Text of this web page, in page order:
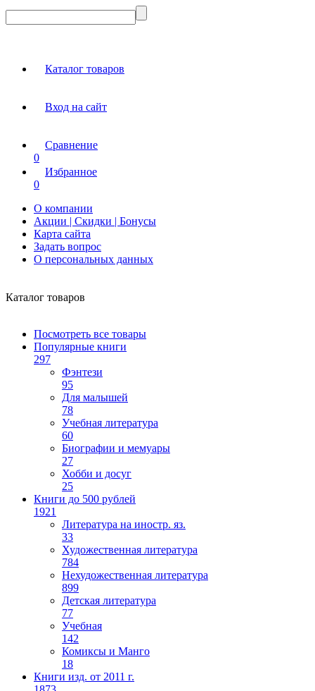
Каталог товаров
Вход на сайт
Сравнение
0
Избранное
0
О компании
Акции | Скидки | Бонусы
Карта сайта
Задать вопрос
О персональных данных
Каталог товаров
Посмотреть все товары
Популярные книги
297
Фэнтези
95
Для малышей
78
Учебная литература
60
Биографии и мемуары
27
Хобби и досуг
25
Книги до 500 рублей
1921
Литература на иностр. яз.
33
Художественная литература
784
Нехудожественная литература
899
Детская литература
77
Учебная
142
Комиксы и Манго
18
Книги изд. от 2011 г.